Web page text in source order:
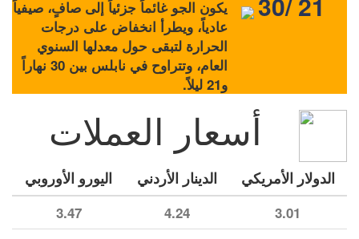
يكون الجو غائماً جزئياً إلى صافٍ، صيفياً
عادياً، ويطرأ انخفاض على درجات
الحرارة لتبقى حول معدلها السنوي
العام، وتتراوح في نابلس بين 30 نهاراً
و21 ليلاً.
أسعار العملات
الدولار الأمريكي الدينار الأردني اليورو الأوروبي
3.01
4.24
3.47